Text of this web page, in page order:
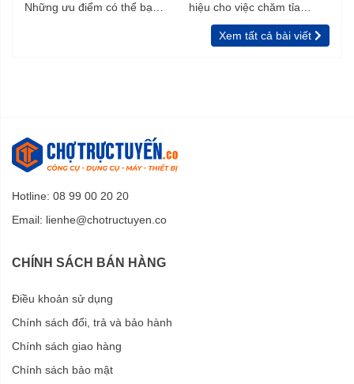
Những ưu điểm có thể bạn
hiệu cho việc chăm tỉa
vườn, rào
Xem tất cả bài viết
Hotline: 08 99 00 20 20
Email: lienhe@chotructuyen.co
CHÍNH SÁCH BÁN HÀNG
Điều khoản sử dụng
Chính sách đổi, trả và bảo hành
Chính sách giao hàng
Chính sách bảo mật